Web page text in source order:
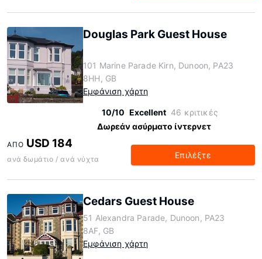
Douglas Park Guest House
101 Marine Parade Kirn, Dunoon, PA23
8HH, GB
Εμφάνιση χάρτη
10/10 Excellent 46 κριτικές
Δωρεάν ασύρματο ίντερνετ
ΑΠΌ USD 184
ανά δωμάτιο / ανά νύχτα Επιλέξτε
Cedars Guest House
51 Alexandra Parade, Dunoon, PA23
8AF, GB
Εμφάνιση χάρτη